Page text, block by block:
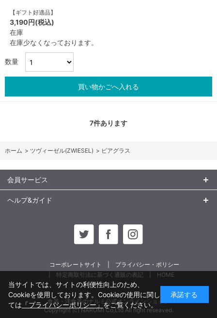
【ギフト好適品】
3,190円(税込)
在庫
在庫少なくなっております。
数量
買い物かごへ入れる
7件あります
ホーム > ツヴィーゼル(ZWIESEL) > ビアグラス
会員サービス
ヘルプ&ガイド
コーポレートサイト
プライバシー・ポリシー
特定商取引法に基づく通販の表記
HOME
食器・洋食器のナルミ公式オンラインショップ
Copyright (c) NARUMI Co,Ltd All right reseaved.
当サイトでは、サイトの利便性向上のため、
Cookieを使用しております。Cookieの使用に関し
ては 「プライバシーポリシー」をご覧ください。
承諾する